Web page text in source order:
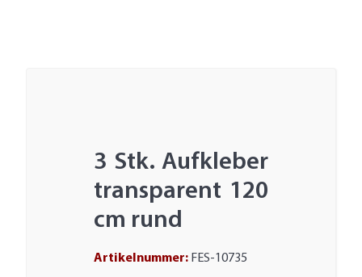
3 Stk. Aufkleber
transparent 120
cm rund
Artikelnummer: FES-10735